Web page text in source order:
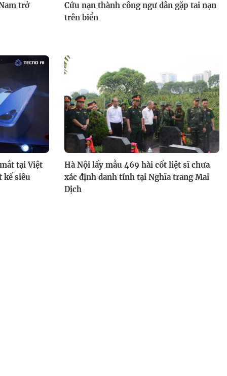
ước của mẹ - 21g thứ Tư (5/8)
trên HTV9
trở
Cứu nạn thành công ngư dân gặp tai nạn
trên biển
tại Việt
kế siêu
Hà Nội lấy mẫu 469 hài cốt liệt sĩ chưa
xác định danh tính tại Nghĩa trang Mai
Dịch